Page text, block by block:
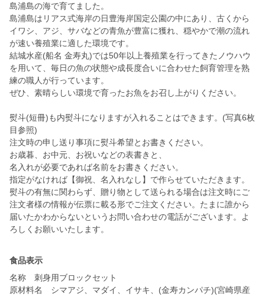
島浦島の海で育てました。
島浦島はリアス式海岸の日豊海岸国定公園の中にあり、古くから
イワシ、アジ、サバなどの青魚が豊富に獲れ、穏やかで潮の流れ
が速い養殖業に適した環境です。
結城水産(船名 金寿丸)では50年以上養殖業を行ってきたノウハウ
を用いて、毎日の魚の状態や成長度合いに合わせた飼育管理を熟
練の職人が行っています。
ぜひ、素晴らしい環境で育ったお魚をお召し上がりください。
熨斗(短冊)も内熨斗になりますが入れることはできます。(写真6枚
目参照)
注文時の申し送り事項に熨斗希望とお書きください。
お歳暮、お中元、お祝いなどの表書きと、
名入れが必要であれば名前をお書きください。
指定がなければ【御祝、名入れなし】で作らせていただきます。
熨斗の有無に関わらず、贈り物として送られる場合は注文時にご
注文者様の情報が伝票に載る形でご注文ください。たまに誰から
届いたかわからないというお問い合わせの電話がございます。よ
ろしくお願いいたします。
食品表示
名称 刺身用ブロックセット
原材料名 シマアジ、マダイ、イサキ、(金寿カンパチ)(宮崎県産